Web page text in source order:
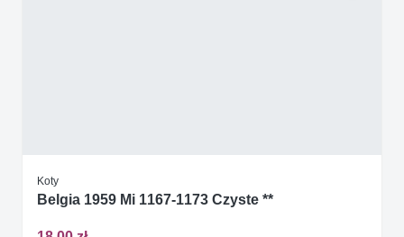
Koty
Belgia 1959 Mi 1167-1173 Czyste **